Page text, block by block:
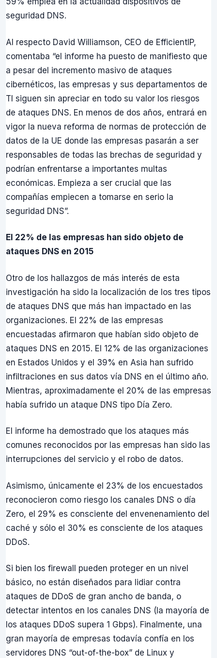
seguridad DNS.
Al respecto David Williamson, CEO de EfficientIP,
comentaba “el informe ha puesto de manifiesto que
a pesar del incremento masivo de ataques
cibernéticos, las empresas y sus departamentos de
TI siguen sin apreciar en todo su valor los riesgos
de ataques DNS. En menos de dos años, entrará en
vigor la nueva reforma de normas de protección de
datos de la UE donde las empresas pasarán a ser
responsables de todas las brechas de seguridad y
podrían enfrentarse a importantes multas
económicas. Empieza a ser crucial que las
compañías empiecen a tomarse en serio la
seguridad DNS”.
El 22% de las empresas han sido objeto de
ataques DNS en 2015
Otro de los hallazgos de más interés de esta
investigación ha sido la localización de los tres tipos
de ataques DNS que más han impactado en las
organizaciones. El 22% de las empresas
encuestadas afirmaron que habían sido objeto de
ataques DNS en 2015. El 12% de las organizaciones
en Estados Unidos y el 39% en Asia han sufrido
infiltraciones en sus datos vía DNS en el último año.
Mientras, aproximadamente el 20% de las empresas
había sufrido un ataque DNS tipo Día Zero.
El informe ha demostrado que los ataques más
comunes reconocidos por las empresas han sido las
interrupciones del servicio y el robo de datos.
Asimismo, únicamente el 23% de los encuestados
reconocieron como riesgo los canales DNS o día
Zero, el 29% es consciente del envenenamiento del
caché y sólo el 30% es consciente de los ataques
DDoS.
Si bien los firewall pueden proteger en un nivel
básico, no están diseñados para lidiar contra
ataques de DDoS de gran ancho de banda, o
detectar intentos en los canales DNS (la mayoría de
los ataques DDoS supera 1 Gbps). Finalmente, una
gran mayoría de empresas todavía confía en los
servidores DNS “out-of-the-box” de Linux y